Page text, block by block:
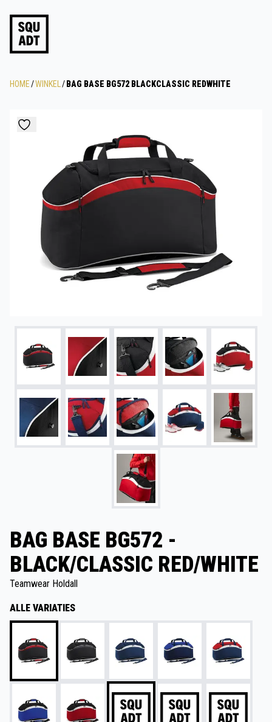
HOME/WINKEL / BAG BASE BG572 BLACKCLASSIC REDWHITE
BAG BASE BG572 -
BLACK/CLASSIC RED/WHITE
Teamwear Holdall
ALLE VARIATIES